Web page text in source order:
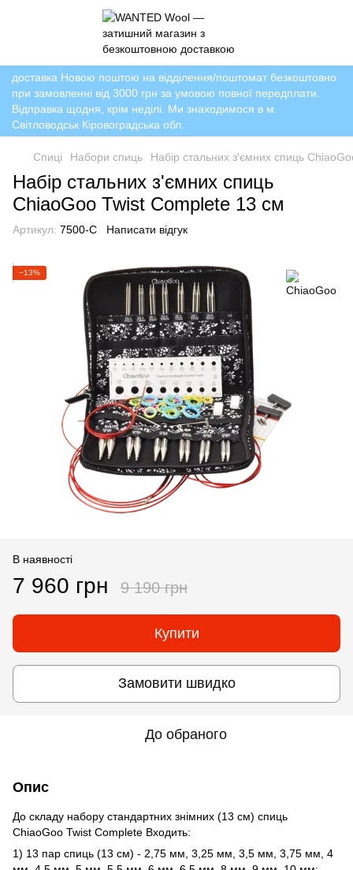
доставка Новою поштою на відділення/поштомат безкоштовно
при замовленні від 3000 грн за умовою повної передплати.
Відправка щодня, крім неділі. Ми знаходимося в м.
Світловодськ Кіровоградська обл.
Спиці Набори спиць Набір стальних з'ємних спиць
Набір стальних з'ємних спиць
ChiaoGoo Twist Complete 13 см
Артикул: 7500-C Написати відгук
−13%
В наявності
7 960 грн 9 190 грн
Купити
Замовити швидко
До обраного
Опис
До складу набору стандартних знімних (13 см) спиць
ChiaoGoo Twist Complete Входить:
1) 13 пар спиць (13 см) - 2,75 мм, 3,25 мм, 3,5 мм, 3,75 мм, 4